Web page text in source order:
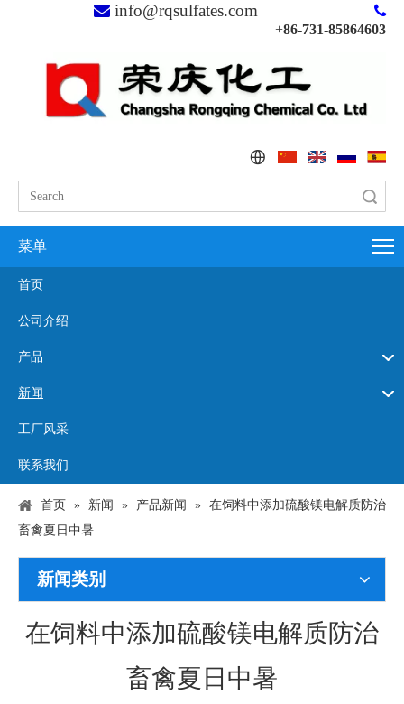
 info@rqsulfates.com 
+86-731-85864603
菜单
首页
公司介绍
产品
新闻
工厂风采
联系我们
首页 » 新闻 » 产品新闻 » 在饲料中添加硫酸镁电解质防治
畜禽夏日中暑
新闻类别
在饲料中添加硫酸镁电解质防治
畜禽夏日中暑